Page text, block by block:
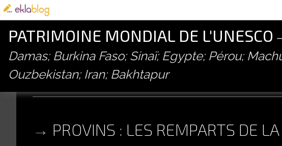
PATRIMOINE MONDIAL DE L'UNESCO
Damas; Burkina Faso; Sinaï; Egypte; Pérou;
Ouzbekistan; Iran; Bakhtapur
porte de jouy
PROVINS : LES REMPARTS DE